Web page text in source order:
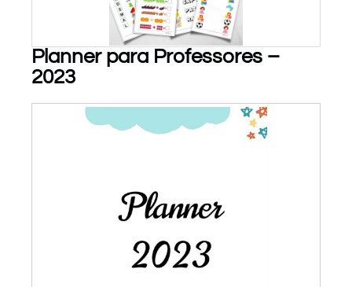
PARA BAIXAR!
Planner para Professores –
2023